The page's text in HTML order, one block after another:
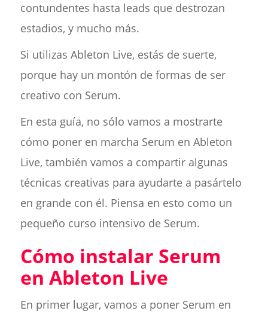
contundentes hasta leads que destrozan
estadios, y mucho más.
Si utilizas Ableton Live, estás de suerte,
porque hay un montón de formas de ser
creativo con Serum.
En esta guía, no sólo vamos a mostrarte
cómo poner en marcha Serum en Ableton
Live, también vamos a compartir algunas
técnicas creativas para ayudarte a pasártelo
en grande con él. Piensa en esto como un
pequeño curso intensivo de Serum.
Cómo instalar Serum
en Ableton Live
En primer lugar, vamos a poner Serum en